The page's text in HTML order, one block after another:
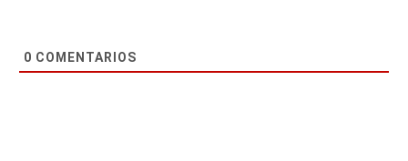
0 COMENTARIOS